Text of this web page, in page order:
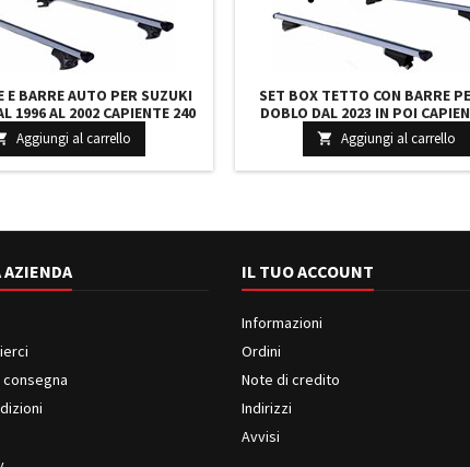
E BARRE AUTO PER SUZUKI
1996 AL 2002 CAPIENTE 240
GRIGIO CON CHIAVE BARRE
CM C/SERRATURA
Aggiungi al carrello
SET BOX TETTO CON BARRE
DOBLO DAL 2023 IN POI
LITRI COLORE NERO CON 2
BARRE 127 CM C/
 Aggiungi al carrello
AZIENDA IL TUO ACCOUNT
Informazioni
Ordini
Note di credito
Indirizzi
Avvisi